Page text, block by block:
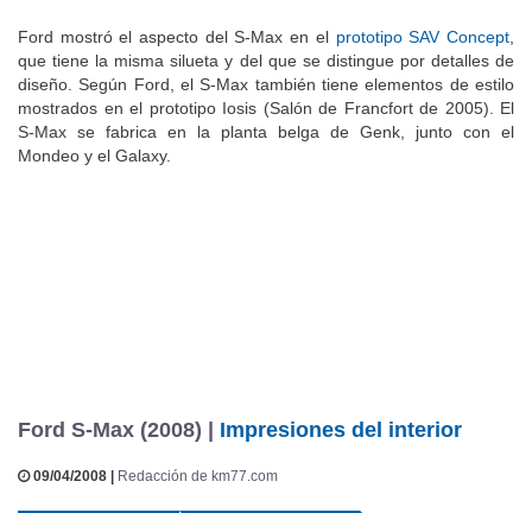
Ford mostró el aspecto del S-Max en el prototipo SAV Concept
que tiene la misma silueta y del que se distingue por detalles de
diseño. Según Ford, el S-Max también tiene elementos de estilo
mostrados en el prototipo Iosis (Salón de Francfort de 2005). El
S-Max se fabrica en la planta belga de Genk, junto con el
Mondeo y el Galaxy.
Ford S-Max (2008) | Impresiones del interior
09/04/2008 | Redacción de km77.com